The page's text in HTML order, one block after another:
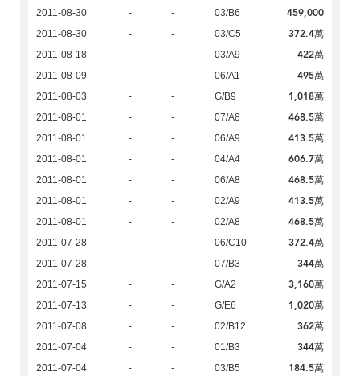
2011-08-30 - - 03/B6 459,000
2011-08-30 - - 03/C5 372.4萬
2011-08-18 - - 03/A9 422萬
2011-08-09 - - 06/A1 495萬
2011-08-03 - - G/B9 1,018萬
2011-08-01 - - 07/A8 468.5萬
2011-08-01 - - 06/A9 413.5萬
2011-08-01 - - 04/A4 606.7萬
2011-08-01 - - 06/A8 468.5萬
2011-08-01 - - 02/A9 413.5萬
2011-08-01 - - 02/A8 468.5萬
2011-07-28 - - 06/C10 372.4萬
2011-07-28 - - 07/B3 344萬
2011-07-15 - - G/A2 3,160萬
2011-07-13 - - G/E6 1,020萬
2011-07-08 - - 02/B12 362萬
2011-07-04 - - 01/B3 344萬
2011-07-04 - - 03/B5 184.5萬